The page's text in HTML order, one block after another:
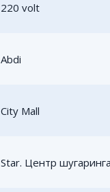
220 volt
Abdi
City Mall
Star. Центр шугаринга